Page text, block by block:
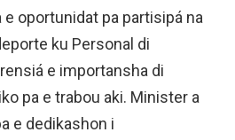
oportunidat pa partisipá na
ku Personal di
e importansha di
pa e trabou aki. Minister a
e dedikashon i